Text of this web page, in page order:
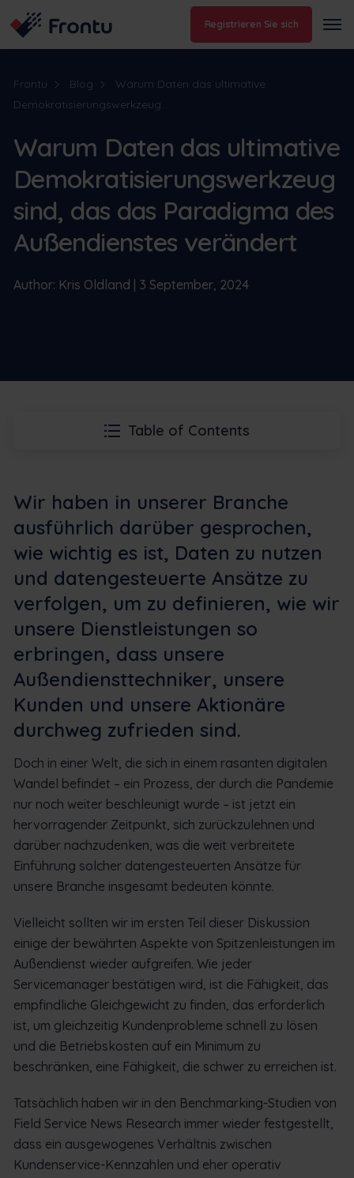
Registrieren Sie sich
Frontu Blog
Warum Daten das ultimative
Demokratisierungswerkzeug...
Warum Daten das ultimative
Demokratisierungswerkzeug
sind, das das Paradigma des
Außendienstes verändert
Author: Kris Oldland | 3 September, 2024
Table of Contents
Wir haben in unserer Branche
ausführlich darüber gesprochen,
wie wichtig es ist, Daten zu nutzen
und datengesteuerte Ansätze zu
verfolgen, um zu definieren, wie wir
unsere Dienstleistungen so
erbringen, dass unsere
Außendiensttechniker, unsere
Kunden und unsere Aktionäre
durchweg zufrieden sind.
Doch in einer Welt, die sich in einem rasanten digitalen
Wandel befindet – ein Prozess, der durch die Pandemie
nur noch weiter beschleunigt wurde – ist jetzt ein
hervorragender Zeitpunkt, sich zurückzulehnen und
darüber nachzudenken, was die weit verbreitete
Einführung solcher datengesteuerten Ansätze für
unsere Branche insgesamt bedeuten könnte.
Vielleicht sollten wir im ersten Teil dieser Diskussion
einige der bewährten Aspekte von Spitzenleistungen im
Außendienst wieder aufgreifen. Wie jeder
Servicemanager bestätigen wird, ist die Fähigkeit, das
empfindliche Gleichgewicht zu finden, das erforderlich
ist, um gleichzeitig Kundenprobleme schnell zu lösen
und die Betriebskosten auf ein Minimum zu
beschränken, eine Fähigkeit, die schwer zu erreichen ist.
Tatsächlich haben wir in den Benchmarking-Studien von
Field Service News Research immer wieder festgestellt,
dass ein ausgewogenes Verhältnis zwischen
Kundenservice-Kennzahlen und eher operativ